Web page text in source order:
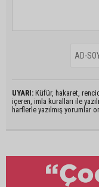
UYARI: Küfür, hakaret,
içeren, imla kuralları ile
harflerle yazılmış yorumlar